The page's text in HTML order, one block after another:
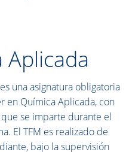
Aplicada
una asignatura obligatoria
en Química Aplicada, con
se imparte durante el
El TFM es realizado de
bajo la supervisión